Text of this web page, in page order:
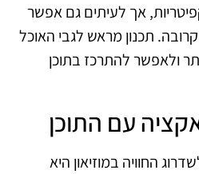
אך לעיתים גם אפשר
תכנון מראש לגבי האוכל
ולאפשר להתרכז בתוכן
עם התוכן
החוויה במוזיאון היא